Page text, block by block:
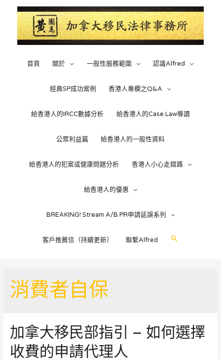
content
首頁 關於 一般性服務範圍 認識Alfred
經典SP成功案例 香港人專欄之Q&A
給香港人的IRCC數據分析 給香港人的Case Law導讀
公眾利益篇 給香港人的一般性資料
給香港人的犯案或健康問題分析 香港人小心走錯路
給香港人的優惠
BREAKING! Stream A/B PR申請延誤系列
客戶推薦信（持續更新） 聯繫Alfred Search
消費者自保
加拿大移民部指引 – 如何選擇
收費的申請代理人